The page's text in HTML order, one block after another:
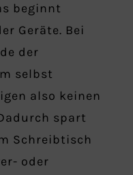
beginnt
Geräte. Bei
der
selbst
also keinen
spart
Schreibtisch
oder